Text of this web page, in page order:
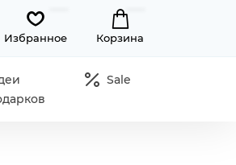
Избранное Корзина
Sale